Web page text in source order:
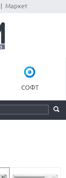
Маркет
СОФТ